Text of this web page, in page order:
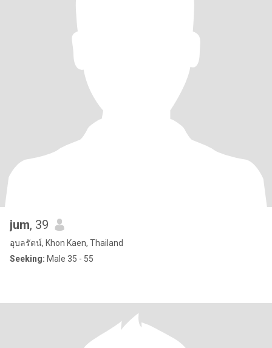
jum, 39
อุบลรัตน์, Khon Kaen, Thailand
Seeking: Male 35 - 55